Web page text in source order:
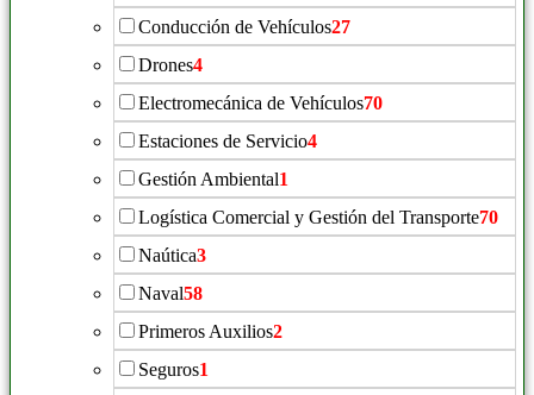
Conducción de Vehículos27
Drones4
Electromecánica de Vehículos70
Estaciones de Servicio4
Gestión Ambiental1
Logística Comercial y Gestión del Transporte70
Naútica3
Naval58
Primeros Auxilios2
Seguros1